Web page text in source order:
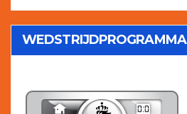
WEDSTRIJDPROGRAMMA